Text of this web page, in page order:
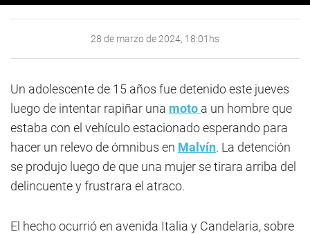
28 de marzo de 2024, 18:01hs
Un adolescente de 15 años fue detenido este jueves
luego de intentar rapiñar una moto a un hombre que
estaba con el vehículo estacionado esperando para
hacer un relevo de ómnibus en Malvín. La detención
se produjo luego de que una mujer se tirara arriba del
delincuente y frustrara el atraco.
El hecho ocurrió en avenida Italia y Candelaria, sobre